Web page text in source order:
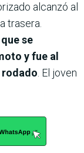
alcanzó al
trasera.
se
y fue al
. El joven